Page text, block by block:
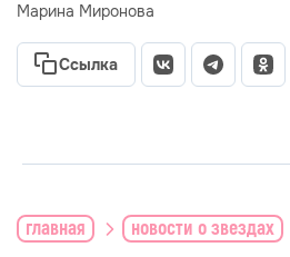
Марина Миронова
Ссылка
главная новости о звездах